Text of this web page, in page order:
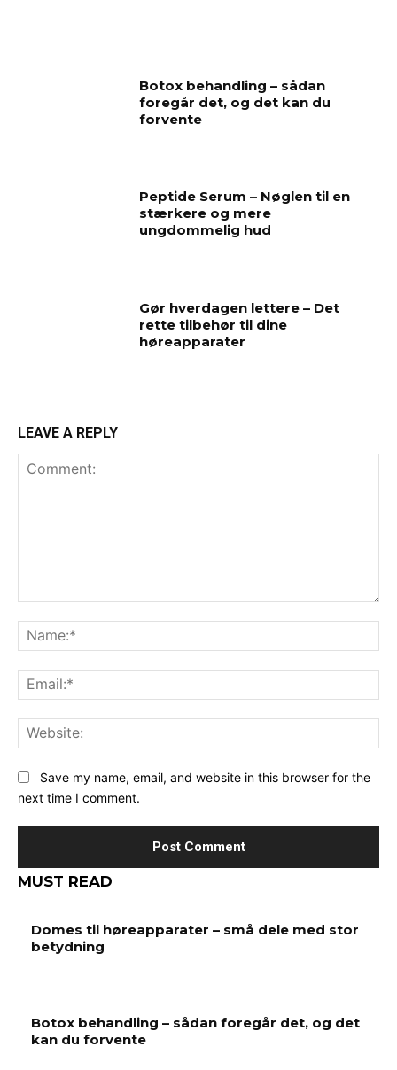
Botox behandling – sådan
foregår det, og det kan du
forvente
Peptide Serum – Nøglen til en
stærkere og mere
ungdommelig hud
Gør hverdagen lettere – Det
rette tilbehør til dine
høreapparater
LEAVE A REPLY
Save my name, email, and website in this browser for the
next time I comment.
MUST READ
Domes til høreapparater – små dele med stor
betydning
Botox behandling – sådan foregår det, og det
kan du forvente